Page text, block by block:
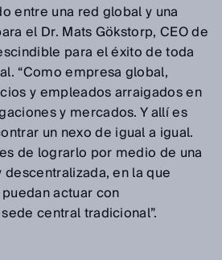
entre una red global y una
el Dr. Mats Gökstorp, CEO de
para el éxito de toda
“Como empresa global,
y empleados arraigados en
y mercados. Y allí es
un nexo de igual a igual.
de lograrlo por medio de una
en la que
actuar con
central tradicional”.